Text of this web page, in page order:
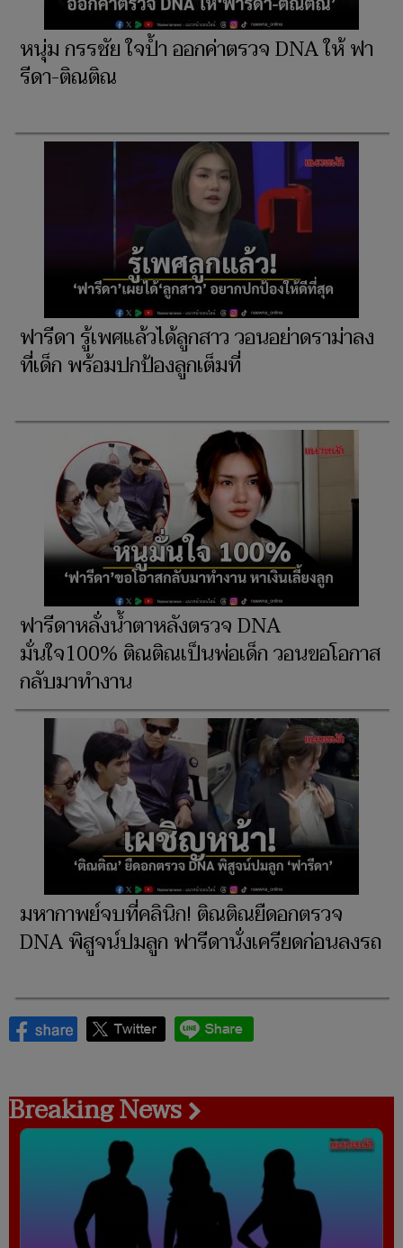
หนุ่ม กรรชัย ใจป้ำ ออกค่าตรวจ DNA ให้ ฟา
รีดา-ติณติณ
ฟารีดา รู้เพศแล้วได้ลูกสาว วอนอย่าดราม่าลง
ที่เด็ก พร้อมปกป้องลูกเต็มที่
ฟารีดาหลั่งน้ำตาหลังตรวจ DNA
มั่นใจ100% ติณติณเป็นพ่อเด็ก วอนขอโอกาส
กลับมาทำงาน
มหากาพย์จบที่คลินิก! ติณติณยืดอกตรวจ
DNA พิสูจน์ปมลูก ฟารีดานั่งเครียดก่อนลงรถ
Breaking News